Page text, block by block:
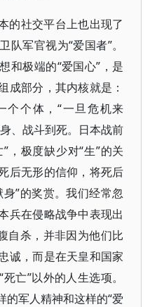
的社交平台上也出现了
军官视为“爱国者”。
和极端的“爱国心”，是
成部分，其内核就是：
个个体，“一旦危机来
、战斗到死。日本战前
，极度缺少对“生”的关
后无形的信仰，将死后
”的奖赏。我们经常忽
兵在侵略战争中表现出
自杀，并非因为他们比
诚，而是在天皇和国家
亡”以外的人生选项。
的军人精神和这样的“爱